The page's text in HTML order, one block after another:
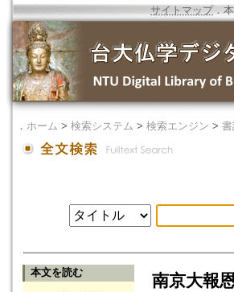
サイトマップ．
． ホーム > 検索システム > 検索エンジン >
本文を読む 南京大報